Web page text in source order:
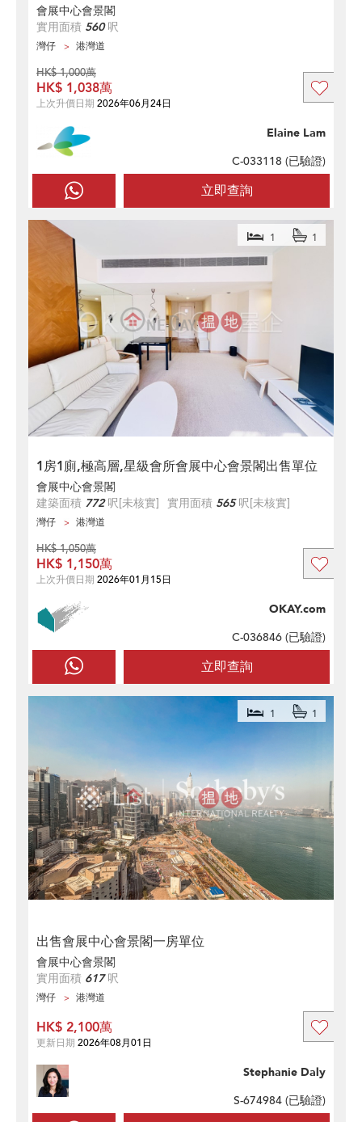
會展中心會景閣
實用面積 560呎
灣仔 港灣道
立即查詢
Elaine Lam
C-033118 (已驗證)
HK$ 1,000萬
HK$ 1,038萬
上次升價日期 2026年06月24日
1房1廁,極高層,星級會所會展中心會景閣出售單位
1 1
會展中心會景閣
建築面積 772呎[未核實] 實用面積 565呎[未核實]
灣仔 港灣道
立即查詢
OKAY.com
C-036846 (已驗證)
HK$ 1,050萬
HK$ 1,150萬
上次升價日期 2026年01月15日
出售會展中心會景閣一房單位
1 1
會展中心會景閣
實用面積 617呎
灣仔 港灣道
Stephanie Daly
S-674984 (已驗證)
HK$ 2,100萬
更新日期 2026年08月01日